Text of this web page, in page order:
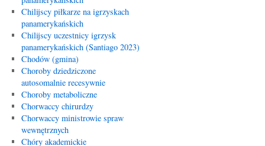
Chilijscy piłkarze na igrzyskach
panamerykańskich
Chilijscy uczestnicy igrzysk
panamerykańskich (Santiago 2023)
Chodów (gmina)
Choroby dziedziczone
autosomalnie recesywnie
Choroby metaboliczne
Chorwaccy chirurdzy
Chorwaccy ministrowie spraw
wewnętrznych
Chóry akademickie